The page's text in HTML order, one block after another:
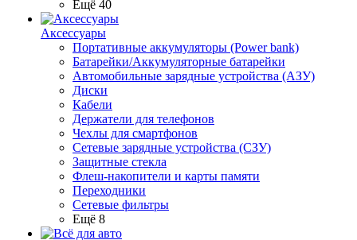
Ещё 40
Аксессуары
Портативные аккумуляторы (Power bank)
Батарейки/Аккумуляторные батарейки
Автомобильные зарядные устройства (АЗУ)
Диски
Кабели
Держатели для телефонов
Чехлы для смартфонов
Сетевые зарядные устройства (СЗУ)
Защитные стекла
Флеш-накопители и карты памяти
Переходники
Сетевые фильтры
Ещё 8